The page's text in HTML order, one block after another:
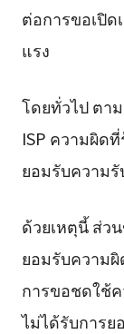
ต่อการขอเปิ
แรง
โดยทั่วไป ตา
ISP ความผิด
ยอมรับความ
ด้วยเหตุนี้ ส่ว
ยอมรับความผิ
การขอชดใช้ค
ไม่ได้รับการย